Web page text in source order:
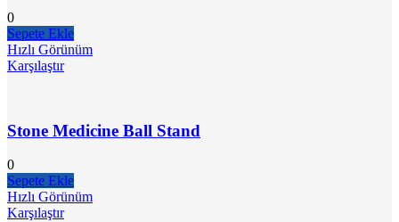
0
Sepete Ekle
Hızlı Görünüm
Karşılaştır
Stone Medicine Ball Stand
0
Sepete Ekle
Hızlı Görünüm
Karşılaştır